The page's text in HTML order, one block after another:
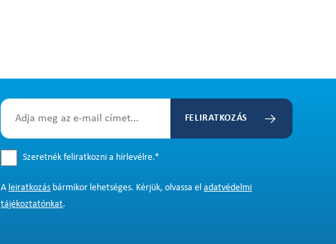
FELIRATKOZÁS
Szeretnék feliratkozni a hírlevélre.*
A leiratkozás bármikor lehetséges. Kérjük, olvassa eladatvédelmi
tájékoztatónkat.